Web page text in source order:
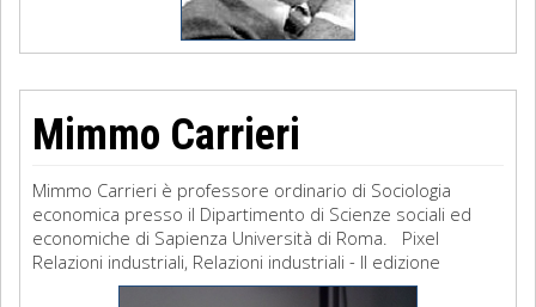
Mimmo Carrieri
Mimmo Carrieri è professore ordinario di Sociologia
economica presso il Dipartimento di Scienze sociali ed
economiche di Sapienza Università di Roma. Pixel
Relazioni industriali, Relazioni industriali - II edizione